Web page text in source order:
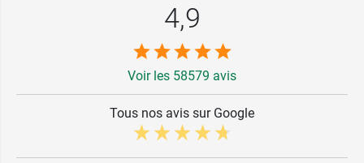
4,9
Voir les 58579 avis
Tous nos avis sur Google